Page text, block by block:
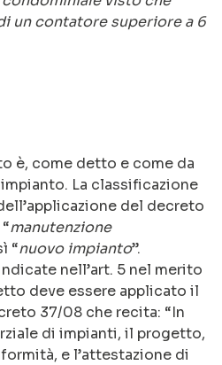
un contatore superiore a 6
è, come detto e come da
La classificazione
del decreto
manutenzione
“nuovo impianto”.
nell’art. 5 nel merito
deve essere applicato il
37/08 che recita: “In
di impianti, il progetto,
e l’attestazione di